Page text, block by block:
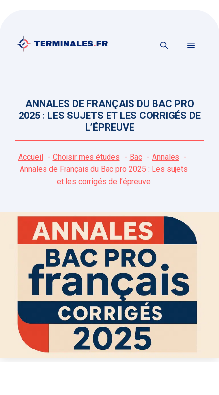
contenu
MENU
ANNALES DE FRANÇAIS DU BAC PRO
2025 : LES SUJETS ET LES CORRIGÉS DE
L’ÉPREUVE
Accueil Choisir mes études Bac
Annales
Annales de Français du Bac pro 2025 : Les sujets
et les corrigés de l’épreuve